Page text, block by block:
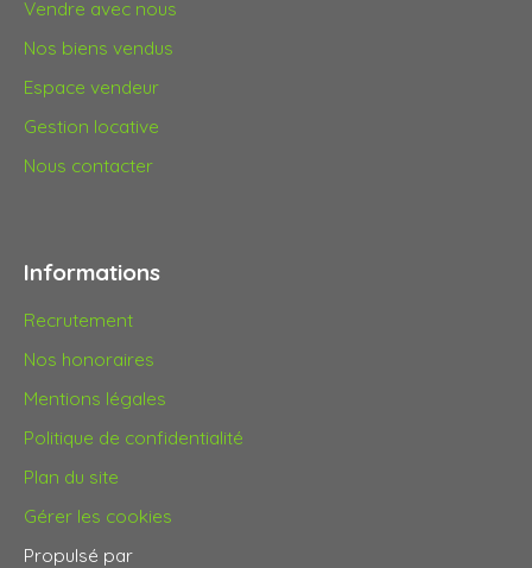
Vendre avec nous
Nos biens vendus
Espace vendeur
Gestion locative
Nous contacter
Informations
Recrutement
Nos honoraires
Mentions légales
Politique de confidentialité
Plan du site
Gérer les cookies
Propulsé par